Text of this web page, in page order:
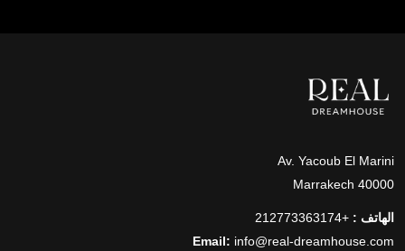
Av. Yacoub El Marini
40000 Marrakech
الهاتف : +212773363174
Email: info@real-dreamhouse.com